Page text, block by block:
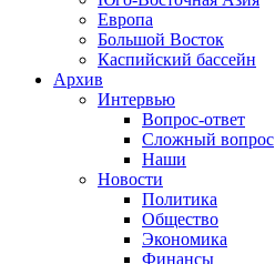
Европа
Большой Восток
Каспийский бассейн
Архив
Интервью
Вопрос-ответ
Сложный вопрос
Наши
Новости
Политика
Общество
Экономика
Финансы